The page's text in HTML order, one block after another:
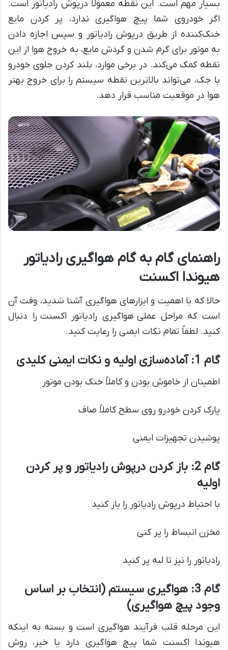
بسیار مهم است. این نقطه معمولاً درپوش رادیاتور است.
اگر خودروی شما پیچ هواگیری ندارد، پر کردن مایع
خنک‌کننده از طریق درپوش رادیاتور و سپس اجازه دادن
به موتور برای گرم شدن و گردش مایع، به خروج هوا از این
نقطه کمک می‌کند. در برخی موارد، بلند کردن جلوی خودرو
با جک، می‌تواند بالاترین نقطه سیستم را برای خروج بهتر
هوا در موقعیت مناسب قرار دهد.
راهنمای گام به گام هواگیری رادیاتور
هیوندا اکسنت
حالا که با اهمیت و ابزارهای هواگیری آشنا شدید، وقت آن
است که مراحل عملی هواگیری رادیاتور اکسنت را دنبال
کنید. لطفاً تمام نکات ایمنی را رعایت کنید.
گام 1: آماده‌سازی اولیه و نکات ایمنی کلیدی
اطمینان از خاموش بودن و کاملاً خنک بودن موتور
پارک کردن خودرو روی سطح کاملاً صاف
پوشیدن تجهیزات ایمنی
گام 2: باز کردن درپوش رادیاتور و پر کردن
اولیه
با احتیاط درپوش رادیاتور را باز کنید
مخزن انبساط را پر کنی
رادیاتور را نیز تا لبه پر کنید
گام 3: هواگیری سیستم (انتخاب بر اساس
وجود پیچ هواگیری)
این مرحله قلب فرآیند هواگیری است و بسته به اینکه
هیوندا اکسنت شما پیچ هواگیری دارد یا خیر، روش